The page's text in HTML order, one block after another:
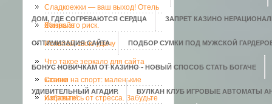
ДОМ, ГДЕ СОГРЕВАЮТСЯ СЕРДЦА ЗАПРЕТ КАЗИНО
ОПТИМИЗАЦИЯ САЙТА ПОДБОР СУМКИ ПОД МУЖСКОЙ
БОНУС НОВИЧКАМ ОТ КАЗИНО - НОВЫЙ СПОСОБ СТАТЬ БОГАЧЕ
УДИВИТЕЛЬНЫЙ АГАДИР. ВУЛКАН КЛУБ ИГРОВЫЕ АВТОМАТЫ
Сладкоежки — ваш выход! Отель
Санрайз
Жизнь это риск.
Испытай свою удачу
Что такое зеркало для сайта
казино
Ставки на спорт: маленькие
хитрости!
Избавьтесь от стресса. Забудьте